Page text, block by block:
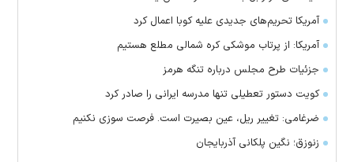
آمریکا تحریم‌های جدیدی علیه کوبا اعمال کرد
آمریکا: از پرتاب موشکی کره شمالی مطلع هستیم
جزئیات طرح مجلس درباره تنگه هرمز
کویت دستور تعطیلی تنها مدرسه ایرانی را صادر کرد
ضرغامی: تغییر ریل، عین بصیرت است. فرصت سوزی نکنیم
زنوزق؛ نگین پلکانی آذربایجان